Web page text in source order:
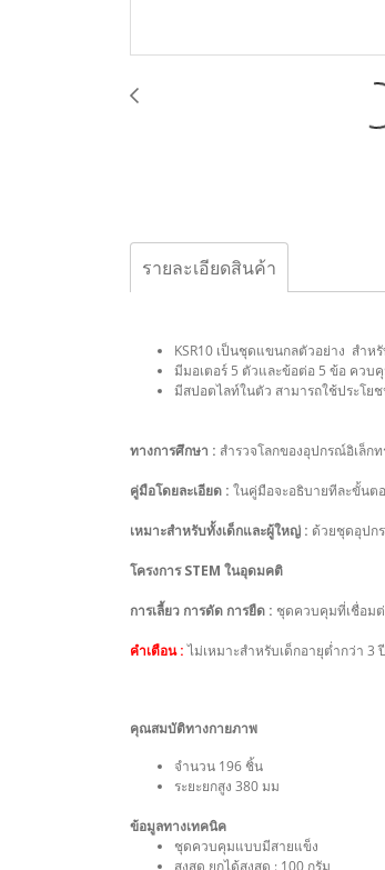
รายละเอียดสินค้า
KSR10 เป็นชุดแขนกลตัวอย่าง สำห
มีมอเตอร์ 5 ตัวและข้อต่อ 5 ข้อ ควบ
มีสปอตไลท์ในตัว สามารถใช้ประโย
ทางการศึกษา : สำรวจโลกของอุปกรณ์อิเล็ก
คู่มือโดยละเอียด : ในคู่มือจะอธิบายทีละขั้นต
เหมาะสำหรับทั้งเด็กและผู้ใหญ่ : ด้วยชุดอุปก
โครงการ STEM ในอุดมคติ
การเลี้ยว การดัด การยืด : ชุดควบคุมที่เชื่อม
คำเตือน : ไม่เหมาะสำหรับเด็กอายุต่ำกว่า 3
คุณสมบัติทางกายภาพ
จำนวน 196 ชิ้น
ระยะยกสูง 380 มม
ข้อมูลทางเทคนิค
ชุดควบคุมแบบมีสายแข็ง
สูงสุด ยกได้สูงสุด : 100 กรัม